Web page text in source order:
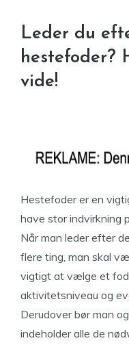
Leder du
hestefoder?
vide!
Hestefoder er en
have stor indvirkning
Når man leder efter
flere ting, man skal
vigtigt at vælge et
aktivitetsniveau og
Derudover bør man
indeholder alle de